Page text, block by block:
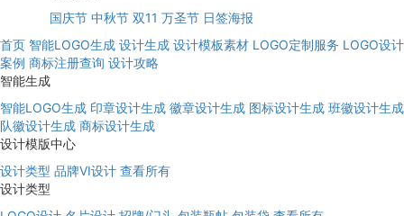
国庆节 中秋节 双11 万圣节 日签海报
首页 智能LOGO生成 设计生成 设计模板素材 LOGO定制服务 LOGO设计
案例 商标注册查询 设计攻略
智能生成
智能LOGO生成 印章设计生成 徽章设计生成 图标设计生成 班徽设计生成
队徽设计生成 商标设计生成
设计模版中心
设计类型 品牌VI设计 查看所有
设计类型